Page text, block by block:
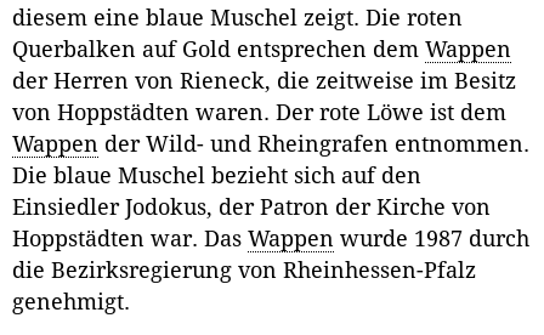
diesem eine blaue Muschel zeigt. Die roten
Querbalken auf Gold entsprechen dem Wappen
der Herren von Rieneck, die zeitweise im Besitz
von Hoppstädten waren. Der rote Löwe ist dem
Wappen der Wild- und Rheingrafen entnommen.
Die blaue Muschel bezieht sich auf den
Einsiedler Jodokus, der Patron der Kirche von
Hoppstädten war. Das Wappen wurde 1987 durch
die Bezirksregierung von Rheinhessen-Pfalz
genehmigt.